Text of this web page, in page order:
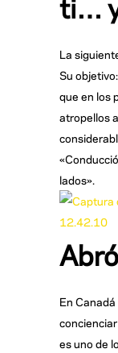
La
Su
que en los
atropellos
lados».
En
es uno de